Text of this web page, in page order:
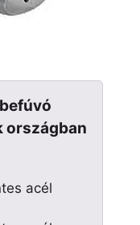
országban
acél